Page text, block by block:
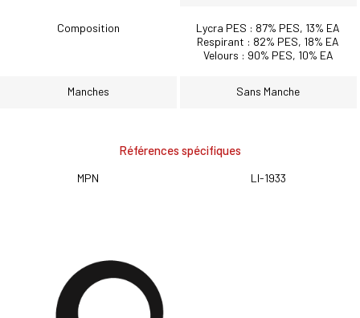
Composition
Lycra PES : 87% PES, 13% EA
Respirant : 82% PES, 18% EA
Velours : 90% PES, 10% EA
Manches Sans Manche
Références spécifiques
MPN LI-1933